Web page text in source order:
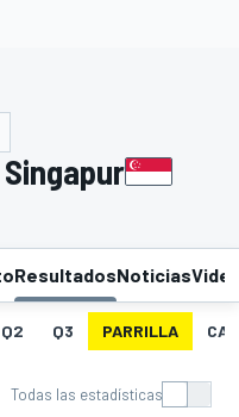
Singapur
ResultadosNoticias
Q2 Q3 PARRILLA
Todas las estadísticas